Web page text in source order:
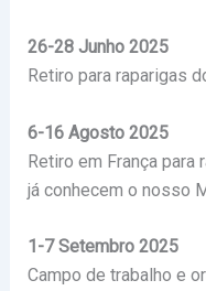
26-28 Junho 2025
Retiro para raparigas
6-16 Agosto 2025
Retiro em França
já conhecem o nosso
1-7 Setembro 2025
Campo de trabalho e